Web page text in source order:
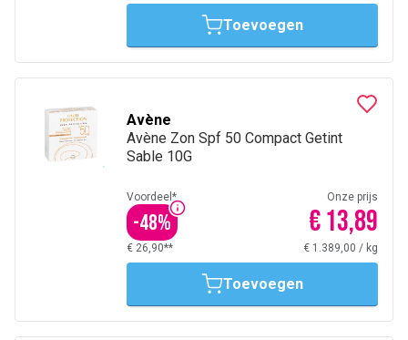
Toevoegen
Avène
Avène Zon Spf 50 Compact Getint
Sable 10G
Voordeel*
-48%
Onze prijs
€ 13,89
€ 26,90** € 1.389,00 / kg
Toevoegen